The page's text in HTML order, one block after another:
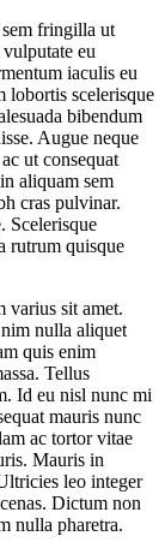
fringilla ut
eu
iaculis eu
lobortis scelerisque
bibendum
Augue neque
ut consequat
aliquam sem
cras pulvinar.
Scelerisque
rutrum quisque
varius sit amet.
nulla aliquet
quis enim
Tellus
Id eu nisl nunc mi
mauris nunc
ac tortor vitae
Mauris in
leo integer
Dictum non
nulla pharetra.